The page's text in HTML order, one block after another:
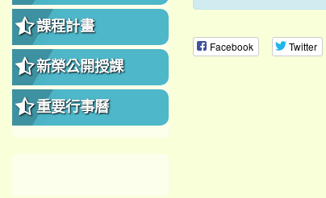
Facebook Twitter
課程計畫
新榮公開授課
重要行事曆